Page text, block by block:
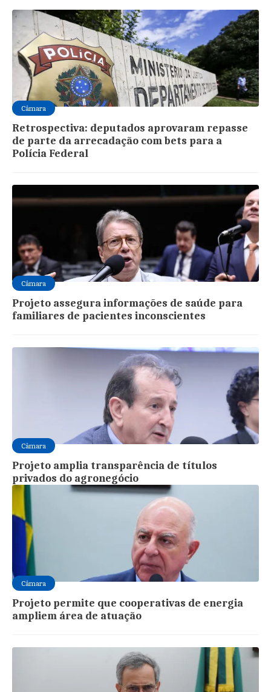
Câmara
Retrospectiva: deputados aprovaram repasse
de parte da arrecadação com bets para a
Polícia Federal
Câmara
Projeto assegura informações de saúde para
familiares de pacientes inconscientes
Câmara
Projeto amplia transparência de títulos
privados do agronegócio
Câmara
Projeto permite que cooperativas de energia
ampliem área de atuação